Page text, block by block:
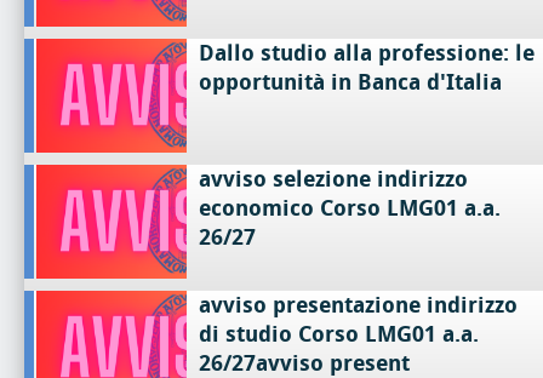
Dallo studio alla professione: le
opportunità in Banca d'Italia
avviso selezione indirizzo
economico Corso LMG01 a.a.
26/27
avviso presentazione indirizzo
di studio Corso LMG01 a.a.
26/27avviso present